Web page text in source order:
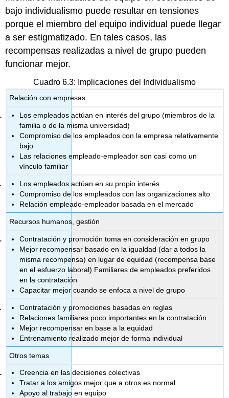
bajo individualismo puede resultar en tensiones
porque el miembro del equipo individual puede llegar
a ser estigmatizado. En tales casos, las
recompensas realizadas a nivel de grupo pueden
funcionar mejor.
Cuadro 6.3: Implicaciones del Individualismo
Relación con empresas
Los empleados actúan en interés del grupo (miembros de la
familia o de la misma universidad)
Compromiso de los empleados con la empresa relativamente
bajo
Las relaciones empleado-empleador son casi como un
vínculo familiar
Los empleados actúan en su propio interés
Compromiso de los empleados con las organizaciones alto
Relación empleado-empleador basada en el mercado
Recursos humanos, gestión
Contratación y promoción toma en consideración en grupo
Mejor recompensar basado en la igualdad (dar a todos la
misma recompensa) en lugar de equidad (recompensa base
en el esfuerzo laboral) Familiares de empleados preferidos
en la contratación
Capacitar mejor cuando se enfoca a nivel de grupo
Contratación y promociones basadas en reglas
Relaciones familiares poco importantes en la contratación
Mejor recompensar en base a la equidad
Entrenamiento realizado mejor de forma individual
Otros temas
Creencia en las decisiones colectivas
Tratar a los amigos mejor que a otros es normal
Apoyo al trabajo en equipo